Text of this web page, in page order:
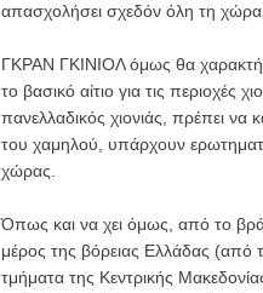
απασχολήσει σχεδόν όλη τη χώρα.
ΓΚΡΑΝ ΓΚΙΝΙΟΛ όμως θα
το βασικό αίτιο για τις
πανελλαδικός χιονιάς, πρέπει να
του χαμηλού, υπάρχουν
χώρας.
Όπως και να χει όμως, από το
μέρος της βόρειας Ελλάδας (από
τμήματα της Κεντρικής